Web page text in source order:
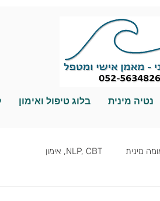
נטיה מינית בלוג טיפול ואימון
מינית NLP, CBT, אימון